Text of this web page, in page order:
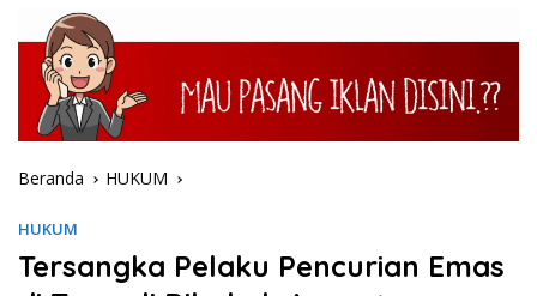
Beranda HUKUM
HUKUM
Tersangka Pelaku Pencurian Emas